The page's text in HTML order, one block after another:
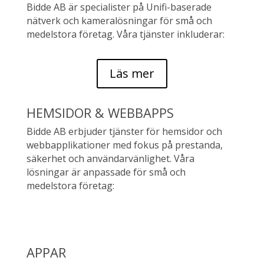
Bidde AB är specialister på Unifi-baserade
nätverk och kameralösningar för små och
medelstora företag. Våra tjänster inkluderar:
Läs mer
HEMSIDOR & WEBBAPPS
Bidde AB erbjuder tjänster för hemsidor och
webbapplikationer med fokus på prestanda,
säkerhet och användarvänlighet. Våra
lösningar är anpassade för små och
medelstora företag:
APPAR